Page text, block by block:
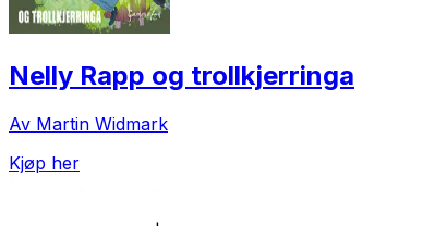
Nelly Rapp og trollkjerringa
Av Martin Widmark
Kjøp her